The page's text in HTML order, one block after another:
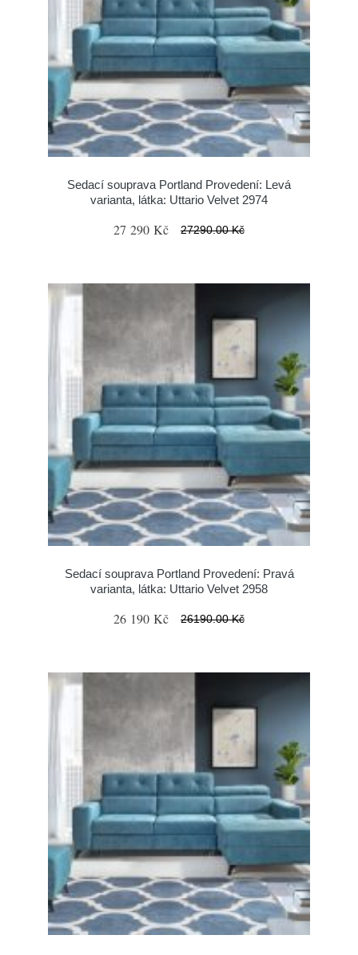
Sedací souprava Portland Provedení: Levá
varianta, látka: Uttario Velvet 2974
27 290 Kč 27290.00 Kč
Sedací souprava Portland Provedení: Pravá
varianta, látka: Uttario Velvet 2958
26 190 Kč 26190.00 Kč